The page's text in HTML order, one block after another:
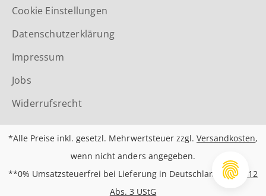
Cookie Einstellungen
Datenschutzerklärung
Impressum
Jobs
Widerrufsrecht
*Alle Preise inkl. gesetzl. Mehrwertsteuer zzgl.Versandkosten,
wenn nicht anders angegeben.
**0% Umsatzsteuerfrei bei Lieferung in Deutschland nach
§12
Abs. 3 UStG